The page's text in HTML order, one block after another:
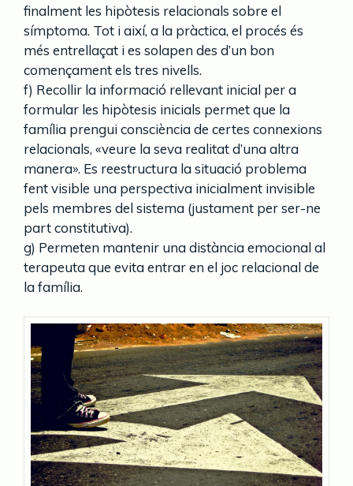
finalment les hipòtesis relacionals sobre el
símptoma. Tot i així, a la pràctica, el procés és
més entrellaçat i es solapen des d’un bon
començament els tres nivells.
f) Recollir la informació rellevant inicial per a
formular les hipòtesis inicials permet que la
família prengui consciència de certes connexions
relacionals, «veure la seva realitat d’una altra
manera». Es reestructura la situació problema
fent visible una perspectiva inicialment invisible
pels membres del sistema (justament per ser-ne
part constitutiva).
g) Permeten mantenir una distància emocional al
terapeuta que evita entrar en el joc relacional de
la família.